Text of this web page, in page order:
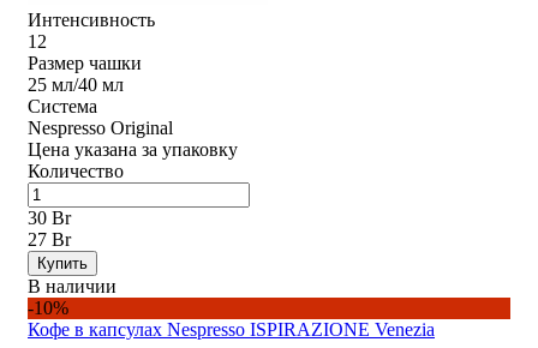
Интенсивность
12
Размер чашки
25 мл/40 мл
Система
Nespresso Original
Цена указана за упаковку
Количество
30 Br
27 Br
Купить
В наличии
-10%
Кофе в капсулах Nespresso ISPIRAZIONE Venezia